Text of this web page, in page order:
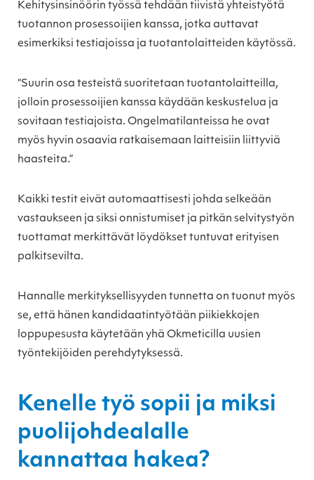
Kehitysinsinöörin työssä tehdään tiivistä yhteistyötä
tuotannon prosessoijien kanssa, jotka auttavat
esimerkiksi testiajoissa ja tuotantolaitteiden käytössä.
“Suurin osa testeistä suoritetaan tuotantolaitteilla,
jolloin prosessoijien kanssa käydään keskustelua ja
sovitaan testiajoista. Ongelmatilanteissa he ovat
myös hyvin osaavia ratkaisemaan laitteisiin liittyviä
haasteita.”
Kaikki testit eivät automaattisesti johda selkeään
vastaukseen ja siksi onnistumiset ja pitkän selvitystyön
tuottamat merkittävät löydökset tuntuvat erityisen
palkitsevilta.
Hannalle merkityksellisyyden tunnetta on tuonut myös
se, että hänen kandidaatintyötään piikiekkojen
loppupesusta käytetään yhä Okmeticilla uusien
työntekijöiden perehdytyksessä.
Kenelle työ sopii ja miksi
puolijohdealalle
kannattaa hakea?